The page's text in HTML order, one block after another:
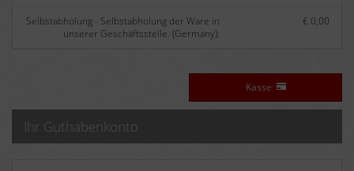
Selbstabholung - Selbstabholung der Ware in
unserer Geschäftsstelle. (Germany):
€ 0,00
Kasse
Ihr Guthabenkonto